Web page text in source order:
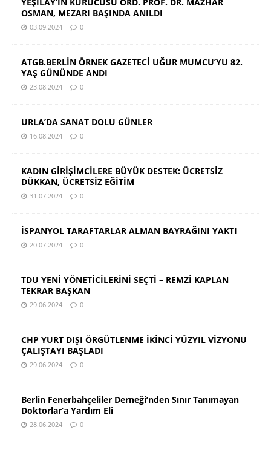
OSMAN, MEZARI BAŞINDA ANILDI
03.09.2024 0
ATGB.BERLİN ÖRNEK GAZETECİ UĞUR MUMCU’YU 82.
YAŞ GÜNÜNDE ANDI
23.08.2024 0
URLA’DA SANAT DOLU GÜNLER
16.08.2024 0
KADIN GİRİŞİMCİLERE BÜYÜK DESTEK: ÜCRETSİZ
DÜKKAN, ÜCRETSİZ EĞİTİM
31.07.2024 0
İSPANYOL TARAFTARLAR ALMAN BAYRAĞINI YAKTI
20.07.2024 0
TDU YENİ YÖNETİCİLERİNİ SEÇTİ – REMZİ KAPLAN
TEKRAR BAŞKAN
29.06.2024 0
CHP YURT DIŞI ÖRGÜTLENME İKİNCİ YÜZYIL VİZYONU
ÇALIŞTAYI BAŞLADI
29.06.2024 0
Berlin Fenerbahçeliler Derneği’nden Sınır Tanımayan
Doktorlar’a Yardım Eli
28.06.2024 0